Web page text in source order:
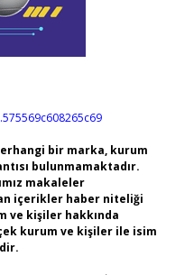
bir marka, kurum
bulunmamaktadır.
makaleler
içerikler haber niteliği
ve kişiler hakkında
kurum ve kişiler ile isim